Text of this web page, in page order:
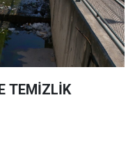
TEMİZLİK